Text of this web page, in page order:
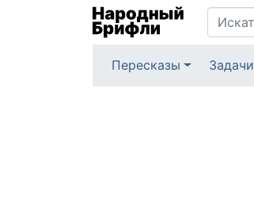
Пересказы Задачи